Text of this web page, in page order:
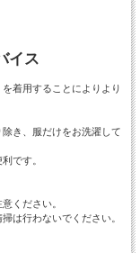
イス
着用することによりより
き、服だけをお洗濯して
です。
ください。
は行わないでください。